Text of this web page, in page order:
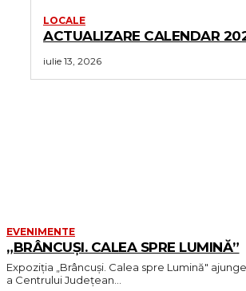
LOCALE
ACTUALIZARE CALENDAR
iulie 13, 2026
EVENIMENTE
„BRÂNCUȘI. CALEA SPRE LUMINĂ”
Expoziția „Brâncuși. Calea spre Lumină"
a Centrului Județean...